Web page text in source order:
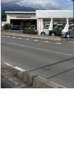
－ シートヒーター
フロントカメラ
－